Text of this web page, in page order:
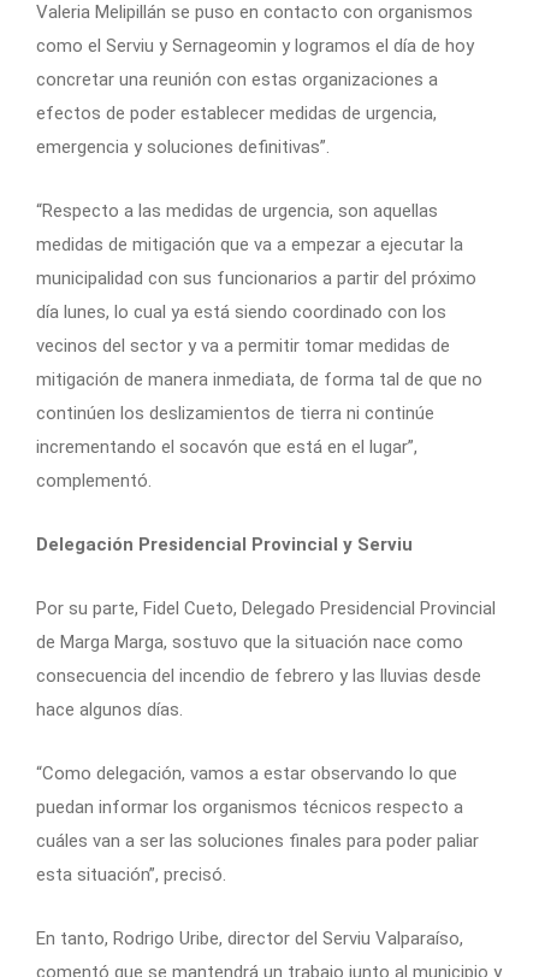
Valeria Melipillán se puso en contacto con organismos
como el Serviu y Sernageomin y logramos el día de hoy
concretar una reunión con estas organizaciones a
efectos de poder establecer medidas de urgencia,
emergencia y soluciones definitivas”.
“Respecto a las medidas de urgencia, son aquellas
medidas de mitigación que va a empezar a ejecutar la
municipalidad con sus funcionarios a partir del próximo
día lunes, lo cual ya está siendo coordinado con los
vecinos del sector y va a permitir tomar medidas de
mitigación de manera inmediata, de forma tal de que no
continúen los deslizamientos de tierra ni continúe
incrementando el socavón que está en el lugar”,
complementó.
Delegación Presidencial Provincial y Serviu
Por su parte, Fidel Cueto, Delegado Presidencial Provincial
de Marga Marga, sostuvo que la situación nace como
consecuencia del incendio de febrero y las lluvias desde
hace algunos días.
“Como delegación, vamos a estar observando lo que
puedan informar los organismos técnicos respecto a
cuáles van a ser las soluciones finales para poder paliar
esta situación”, precisó.
En tanto, Rodrigo Uribe, director del Serviu Valparaíso,
comentó que se mantendrá un trabajo junto al municipio y